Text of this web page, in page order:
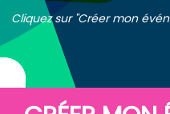
Cliquez sur "Créer mon